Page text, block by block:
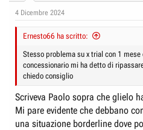
s
4 Dicembre 2024
Ernesto66 ha scritto:
Stesso problema su x trial con 1
concessionario mi ha detto di
chiedo consiglio
Scriveva Paolo sopra che glielo
Mi pare evidente che debbano
una situazione borderline dove